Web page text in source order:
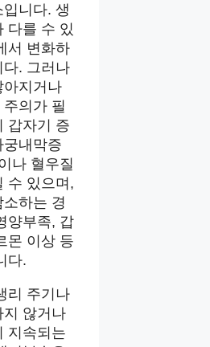
니다. 생
다를 수 있
서 변화하
다. 그러나
아지거나
의가 필
갑자기 증
내막증
나 혈우질
수 있으며,
하는 경
양부족, 갑
몬 이상 등
다.
리 주기나
지 않거나
지속되는